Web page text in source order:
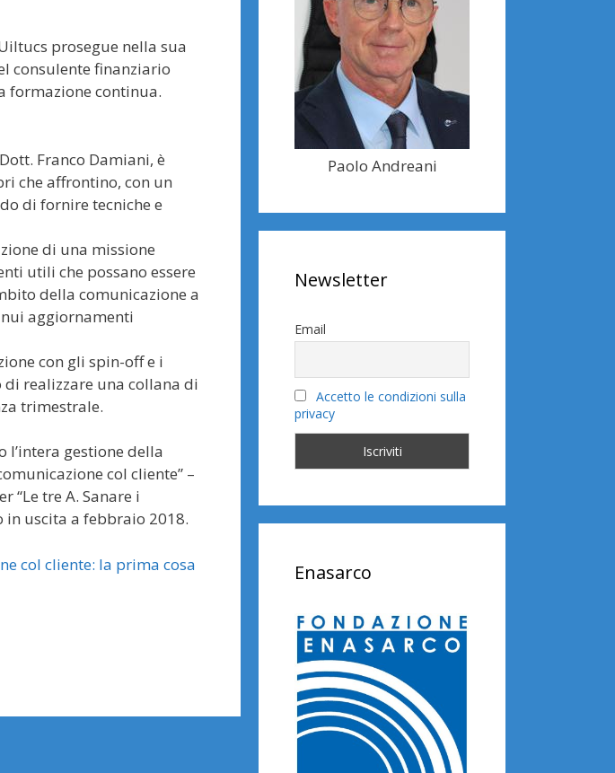
prosegue nella sua
consulente finanziario
formazione continua.
Franco Damiani, è
che affrontino, con un
di fornire tecniche e
di una missione
utili che possano essere
della comunicazione a
aggiornamenti
con gli spin-off e i
di realizzare una collana di
trimestrale.
gestione della
col cliente” –
tre A. Sanare i
in uscita a febbraio 2018.
col cliente: la prima cosa
Paolo Andreani
Newsletter
Email
Accetto le condizioni sulla
privacy
Enasarco